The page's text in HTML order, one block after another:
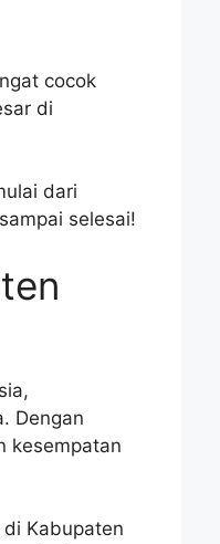
cocok
di
dari
selesai!
Dengan
kesempatan
Kabupaten